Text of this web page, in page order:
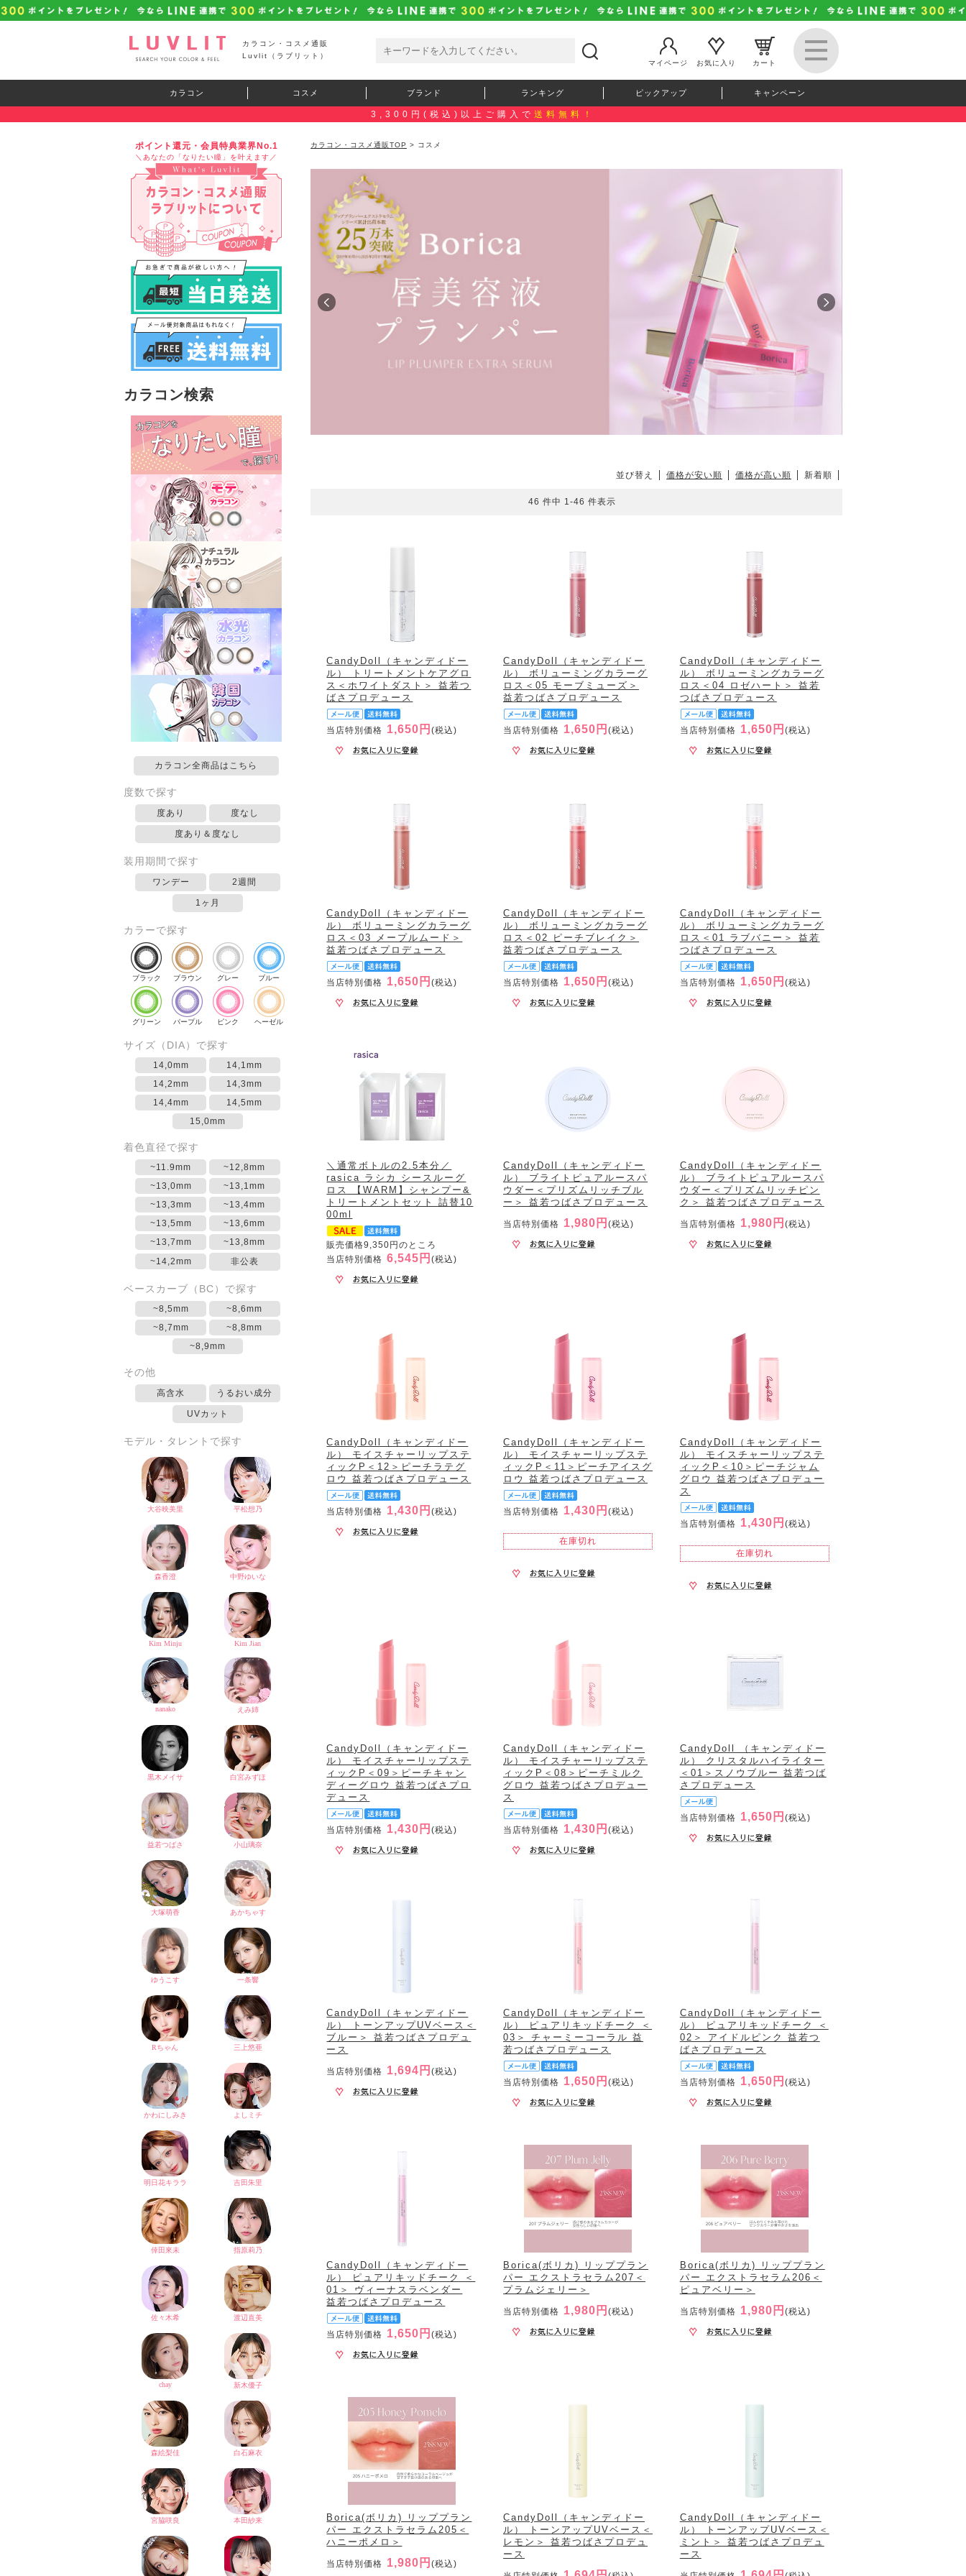
カラコン・コスメ通販
Luvlit（ラブリット）
マイページ
お気に入り カート
カラコン コスメ ブランド ランキング ピックアップ キャンペーン
3,300円(税込)以上ご購入で 送料無料！
ポイント還元・会員特典業界No.1
＼あなたの「なりたい瞳」を叶えます／
カラコン検索
カラコン全商品はこちら
度数で探す
度あり 度なし
度あり＆度なし
装用期間で探す
ワンデー 2週間
1ヶ月
カラーで探す
ブラック ブラウン グレー ブルー
グリーン パープル ピンク ヘーゼル
サイズ（DIA）で探す
14,0mm
14,1mm
14,2mm
14,3mm
14,4mm
14,5mm
15,0mm
着色直径で探す
~11.9mm
~12,8mm
~13,0mm
~13,1mm
~13,3mm
~13,4mm
~13,5mm
~13,6mm
~13,7mm
~13,8mm
~14,2mm
非公表
ベースカーブ（BC）で探す
~8,5mm
~8,6mm
~8,7mm
~8,8mm
~8,9mm
その他
高含水 うるおい成分
UVカット
モデル・タレントで探す
カラコン・コスメ通販TOP > コスメ
並び替え 価格が安い順 価格が高い順 新着順
46 件中 1-46 件表示
CandyDoll（キャンディドー
ル） トリートメントケアグロ
ス＜ホワイトダスト＞ 益若つ
ばさプロデュース
当店特別価格 1,650円(税込)
CandyDoll（キャンディドー
ル） ボリューミングカラーグ
ロス＜05 モーブミューズ＞
益若つばさプロデュース
当店特別価格 1,650円(税込)
CandyDoll（キャンディドー
ル） ボリューミングカラーグ
ロス＜04 ロゼハート＞ 益若
つばさプロデュース
当店特別価格 1,650円 (税込)
CandyDoll（キャンディドー
ル） ボリューミングカラーグ
ロス＜03 メープルムード＞
益若つばさプロデュース
当店特別価格 1,650円(税込)
CandyDoll（キャンディドー
ル） ボリューミングカラーグ
ロス＜02 ピーチブレイク＞
益若つばさプロデュース
当店特別価格 1,650円(税込)
CandyDoll（キャンディドー
ル） ボリューミングカラーグ
ロス＜01 ラブバニー＞ 益若
つばさプロデュース
当店特別価格 1,650円 (税込)
＼通常ボトルの2.5本分／
rasica ラシカ シースルーグ
ロス 【WARM】シャンプー&
トリートメントセット 詰替10
00ml
販売価格9,350円のところ
当店特別価格 6,545円(税込)
CandyDoll（キャンディドー
ル） ブライトピュアルースパ
ウダー＜プリズムリッチブル
ー＞ 益若つばさプロデュース
当店特別価格 1,980円(税込)
CandyDoll（キャンディドー
ル） ブライトピュアルースパ
ウダー＜プリズムリッチピン
ク＞ 益若つばさプロデュース
当店特別価格 1,980円 (税込)
CandyDoll（キャンディドー
ル） モイスチャーリップステ
ィックP＜12＞ピーチラテグ
ロウ 益若つばさプロデュース
当店特別価格 1,430円(税込)
CandyDoll（キャンディドー
ル） モイスチャーリップステ
ィックP＜11＞ピーチアイスグ
ロウ 益若つばさプロデュース
当店特別価格 1,430円(税込)
在庫切れ
CandyDoll（キャンディドー
ル） モイスチャーリップステ
ィックP＜10＞ピーチジャム
グロウ 益若つばさプロデュー
ス
当店特別価格 1,430円 (税込)
在庫切れ
CandyDoll（キャンディドー
ル） モイスチャーリップステ
ィックP＜09＞ピーチキャン
ディーグロウ 益若つばさプロ
デュース
当店特別価格 1,430円(税込)
CandyDoll（キャンディドー
ル） モイスチャーリップステ
ィックP＜08＞ピーチミルク
グロウ 益若つばさプロデュー
ス
当店特別価格 1,430円(税込)
CandyDoll （キャンディドー
ル） クリスタルハイライター
＜01＞スノウブルー 益若つば
さプロデュース
当店特別価格 1,650円 (税込)
CandyDoll（キャンディドー
ル） トーンアップUVベース＜
ブルー＞ 益若つばさプロデュ
ース
当店特別価格 1,694円(税込)
CandyDoll（キャンディドー
ル） ピュアリキッドチーク ＜
03＞ チャーミーコーラル 益
若つばさプロデュース
当店特別価格 1,650円(税込)
CandyDoll（キャンディドー
ル） ピュアリキッドチーク ＜
02＞ アイドルピンク 益若つ
ばさプロデュース
当店特別価格 1,650円 (税込)
CandyDoll（キャンディドー
ル） ピュアリキッドチーク ＜
01＞ ヴィーナスラベンダー
益若つばさプロデュース
当店特別価格 1,650円(税込)
Borica(ボリカ) リッププラン
パー エクストラセラム207＜
プラムジェリー＞
当店特別価格 1,980円(税込)
Borica(ボリカ) リッププラン
パー エクストラセラム206＜
ピュアベリー＞
当店特別価格 1,980円 (税込)
Borica(ボリカ) リッププラン
パー エクストラセラム205＜
ハニーポメロ＞
当店特別価格 1,980円(税込)
CandyDoll（キャンディドー
ル） トーンアップUVベース＜
レモン＞ 益若つばさプロデュ
ース
CandyDoll（キャンディドー
ル） トーンアップUVベース＜
ミント＞ 益若つばさプロデュ
ース